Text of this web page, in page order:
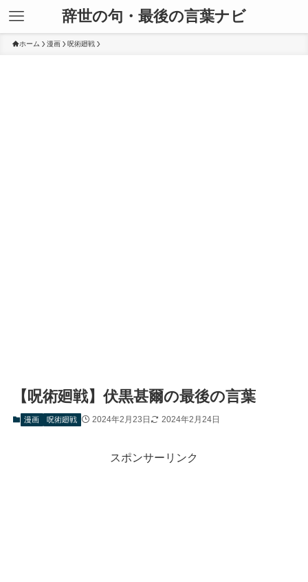
辞世の句・最後の言葉ナビ
ホーム 漫画 呪術廻戦
【呪術廻戦】伏黒甚爾の最後の言葉
漫画 呪術廻戦 2024年2月23日 2024年2月24日
スポンサーリンク